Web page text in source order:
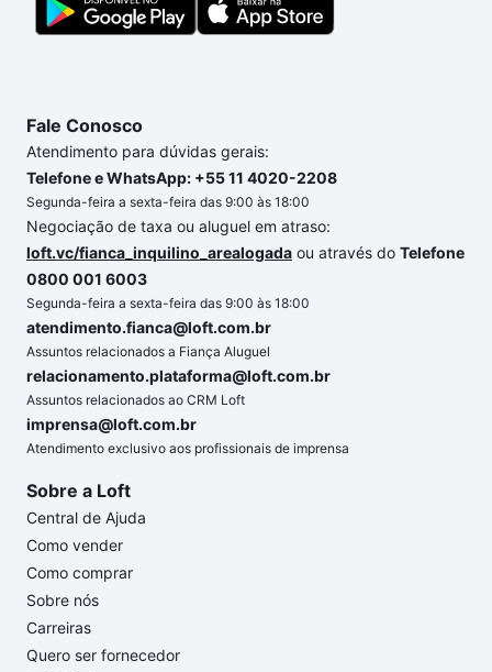
Fale Conosco
Atendimento para dúvidas gerais:
Telefone e WhatsApp: +55 11 4020-2208
Segunda-feira a sexta-feira das 9:00 às 18:00
Negociação de taxa ou aluguel em atraso:
loft.vc/fianca_inquilino_arealogada ou através do Telefone
0800 001 6003
Segunda-feira a sexta-feira das 9:00 às 18:00
atendimento.fianca@loft.com.br
Assuntos relacionados a Fiança Aluguel
relacionamento.plataforma@loft.com.br
Assuntos relacionados ao CRM Loft
imprensa@loft.com.br
Atendimento exclusivo aos profissionais de imprensa
Sobre a Loft
Central de Ajuda
Como vender
Como comprar
Sobre nós
Carreiras
Quero ser fornecedor